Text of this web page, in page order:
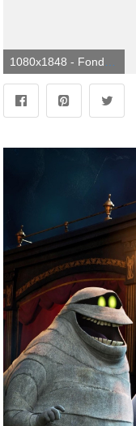
1080x1848 - Fondo de pantalla de 1080x1848. Imágen de Hotel Transilvania.